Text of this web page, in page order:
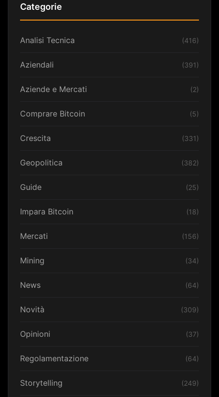
Categorie
Analisi Tecnica (416)
Aziendali (391)
Aziende e Mercati (2)
Comprare Bitcoin (5)
Crescita (331)
Geopolitica (382)
Guide (25)
Impara Bitcoin (18)
Mercati (156)
Mining (34)
News (64)
Novità (309)
Opinioni (37)
Regolamentazione (64)
Storytelling (249)